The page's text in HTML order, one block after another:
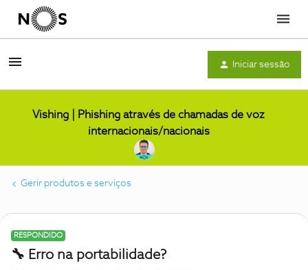
Menu
Iniciar sessão
Vishing | Phishing através de chamadas de voz
internacionais/nacionais
Gerir produtos e serviços
RESPONDIDO
🔧 Erro na portabilidade?